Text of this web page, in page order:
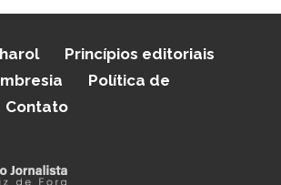
Princípios editoriais
Política de
Contato